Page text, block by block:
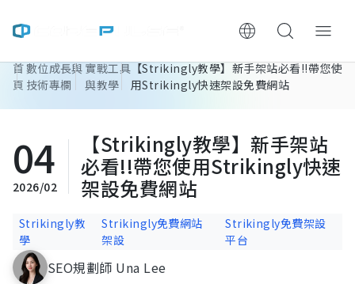
ChooWe AI仿生客服
服務與費用
成功案例
首
頁
數位成長與
技術專欄
實戰工具
與教學
【Strikingly教學】新手架站必看!!帶您使
用Strikingly快速架設免費網站
04
2026/02
【Strikingly教學】新手架站
必看!!帶您使用Strikingly快速
架設免費網站
Strikingly教
學
Strikingly免費網站
架設
Strikingly免費架設
平台
SEO規劃師 Una Lee